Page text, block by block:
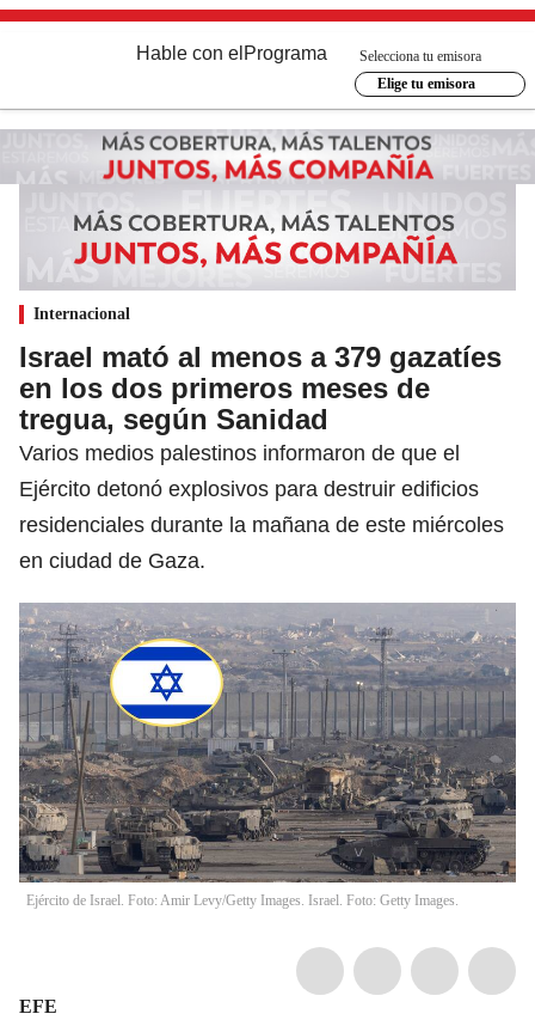
Hable con el Programa
Selecciona tu emisora
Elige tu emisora
Internacional
Israel mató al menos a 379 gazatíes
en los dos primeros meses de
tregua, según Sanidad
Varios medios palestinos informaron de que el
Ejército detonó explosivos para destruir edificios
residenciales durante la mañana de este miércoles
en ciudad de Gaza.
Ejército de Israel. Foto: Amir Levy/Getty Images. Israel. Foto: Getty Images.
EFE